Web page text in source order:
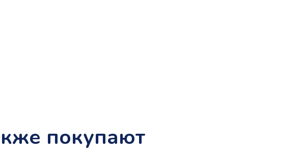
покупают